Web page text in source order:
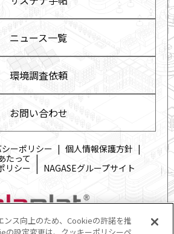
ニュース一覧
環境調査依頼
お問い合わせ
ーポリシー
個人情報保護方針
たって
リシー
NAGASEグループサイト
ンス向上のため、Cookieの許諾を推